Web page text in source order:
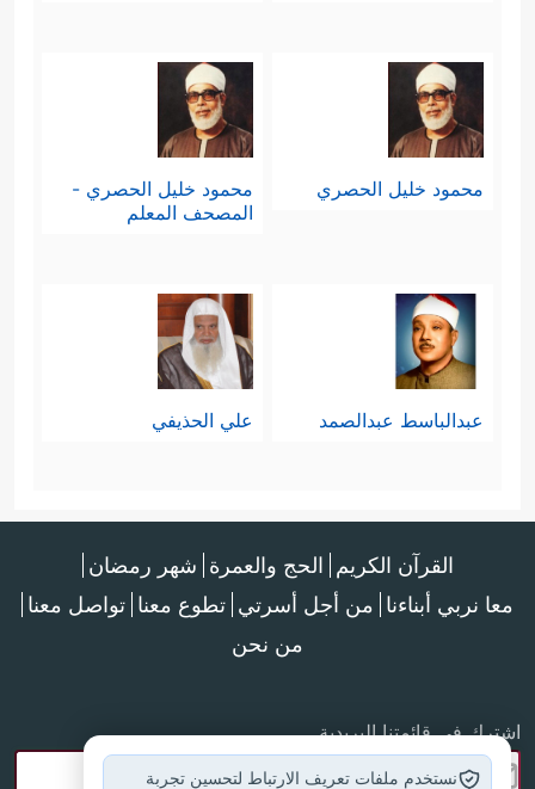
محمود خليل الحصري
محمود خليل الحصري -
المصحف المعلم
عبدالباسط عبدالصمد علي الحذيفي
القرآن الكريم الحج والعمرة شهر رمضان
معا نربي أبناءنا من أجل أسرتي تطوع معنا تواصل معنا
من نحن
اشترك في قائمتنا البريدية
نستخدم ملفات تعريف الارتباط لتحسين تجربة